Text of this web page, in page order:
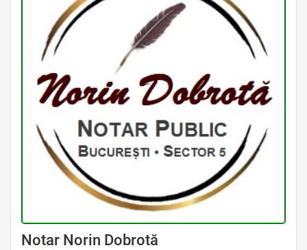
Notar Norin Dobrotă